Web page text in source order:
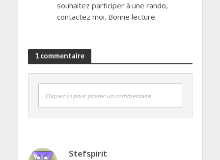
souhaitez participer à une rando,
contactez moi. Bonne lecture.
1 commentaire
Cliquez ici pour poster un commentaire
Stefspirit